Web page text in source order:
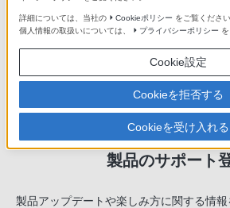
製品のサポート
製品アップデートや楽しみ方に関する情報
詳細については、当社の Cookieポリシー をご覧ください
個人情報の取扱いについては、
プライバシーポリシー
Cookie設定
Cookieを拒否する
Cookieを受け入れる